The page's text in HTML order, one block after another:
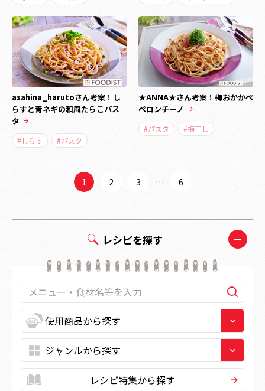
asahina_harutoさん考案！し
らすと青ネギの和風たらこパス
タ
#しらす #パスタ
★ANNA★さん考案！梅おかかペ
ペロンチーノ
#パスタ #梅干し
1 2 3 … 6
レシピを探す
レシピ特集から探す